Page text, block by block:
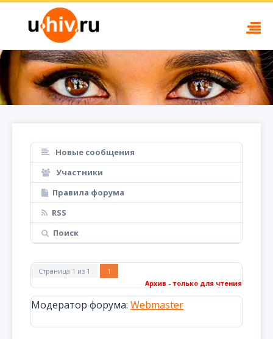
Новые сообщения
Участники
Правила форума
RSS
Поиск
Страница 1 из 1 1
Архив - только для чтения
Модератор форума: Webmaster